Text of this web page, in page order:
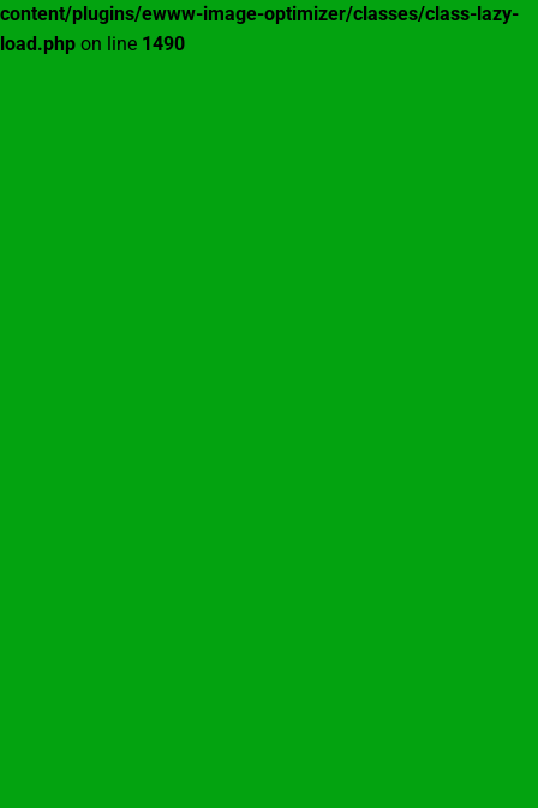
content/plugins/ewww-image-optimizer/classes/class-lazy-
load.php on line 1490